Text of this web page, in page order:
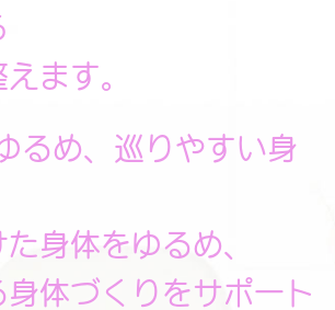
ます。
るめ、巡りやすい身
身体をゆるめ、
体づくりをサポート